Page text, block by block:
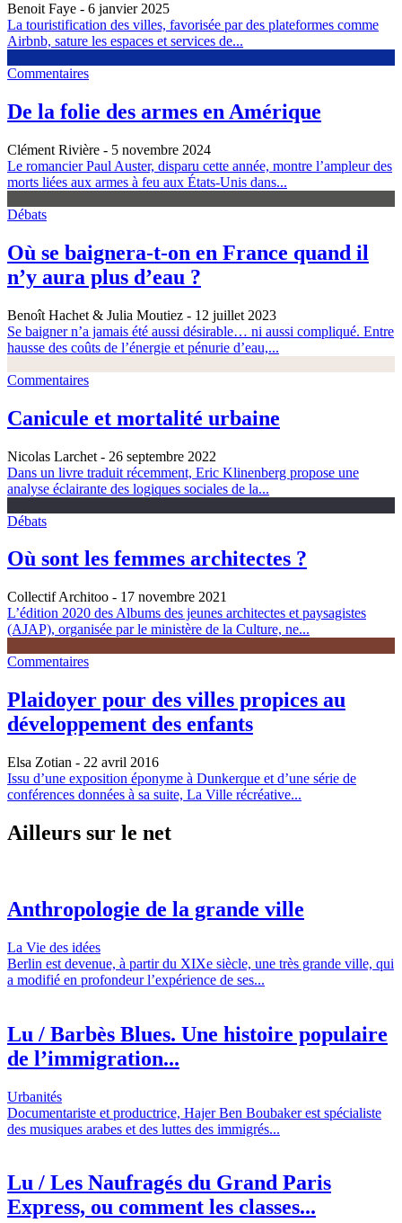
Benoit Faye - 6 janvier 2025
La touristification des villes, favorisée par des plateformes comme
Airbnb, sature les espaces et services de...
Commentaires
De la folie des armes en Amérique
Clément Rivière - 5 novembre 2024
Le romancier Paul Auster, disparu cette année, montre l’ampleur des
morts liées aux armes à feu aux États-Unis dans...
Débats
Où se baignera-t-on en France quand il
n’y aura plus d’eau ?
Benoît Hachet & Julia Moutiez - 12 juillet 2023
Se baigner n’a jamais été aussi désirable… ni aussi compliqué. Entre
hausse des coûts de l’énergie et pénurie d’eau,...
Commentaires
Canicule et mortalité urbaine
Nicolas Larchet - 26 septembre 2022
Dans un livre traduit récemment, Eric Klinenberg propose une
analyse éclairante des logiques sociales de la...
Débats
Où sont les femmes architectes ?
Collectif Architoo - 17 novembre 2021
L’édition 2020 des Albums des jeunes architectes et paysagistes
(AJAP), organisée par le ministère de la Culture, ne...
Commentaires
Plaidoyer pour des villes propices au
développement des enfants
Elsa Zotian - 22 avril 2016
Issu d’une exposition éponyme à Dunkerque et d’une série de
conférences données à sa suite, La Ville récréative...
Ailleurs sur le net
Anthropologie de la grande ville
La Vie des idées
Berlin est devenue, à partir du XIXe siècle, une très grande ville, qui
a modifié en profondeur l’expérience de ses...
Lu / Barbès Blues. Une histoire populaire
de l’immigration...
Urbanités
Documentariste et productrice, Hajer Ben Boubaker est spécialiste
des musiques arabes et des luttes des immigrés...
Lu / Les Naufragés du Grand Paris
Express, ou comment les classes...